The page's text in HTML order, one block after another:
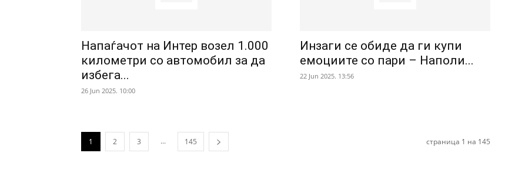
Напаѓачот на Интер возел 1.000
километри со автомобил за да
избега...
26 Jun 2025. 10:00
Инзаги се обиде да ги купи
емоциите со пари – Наполи...
22 Jun 2025. 13:56
1 2 3 ... 145 страница 1 на 145